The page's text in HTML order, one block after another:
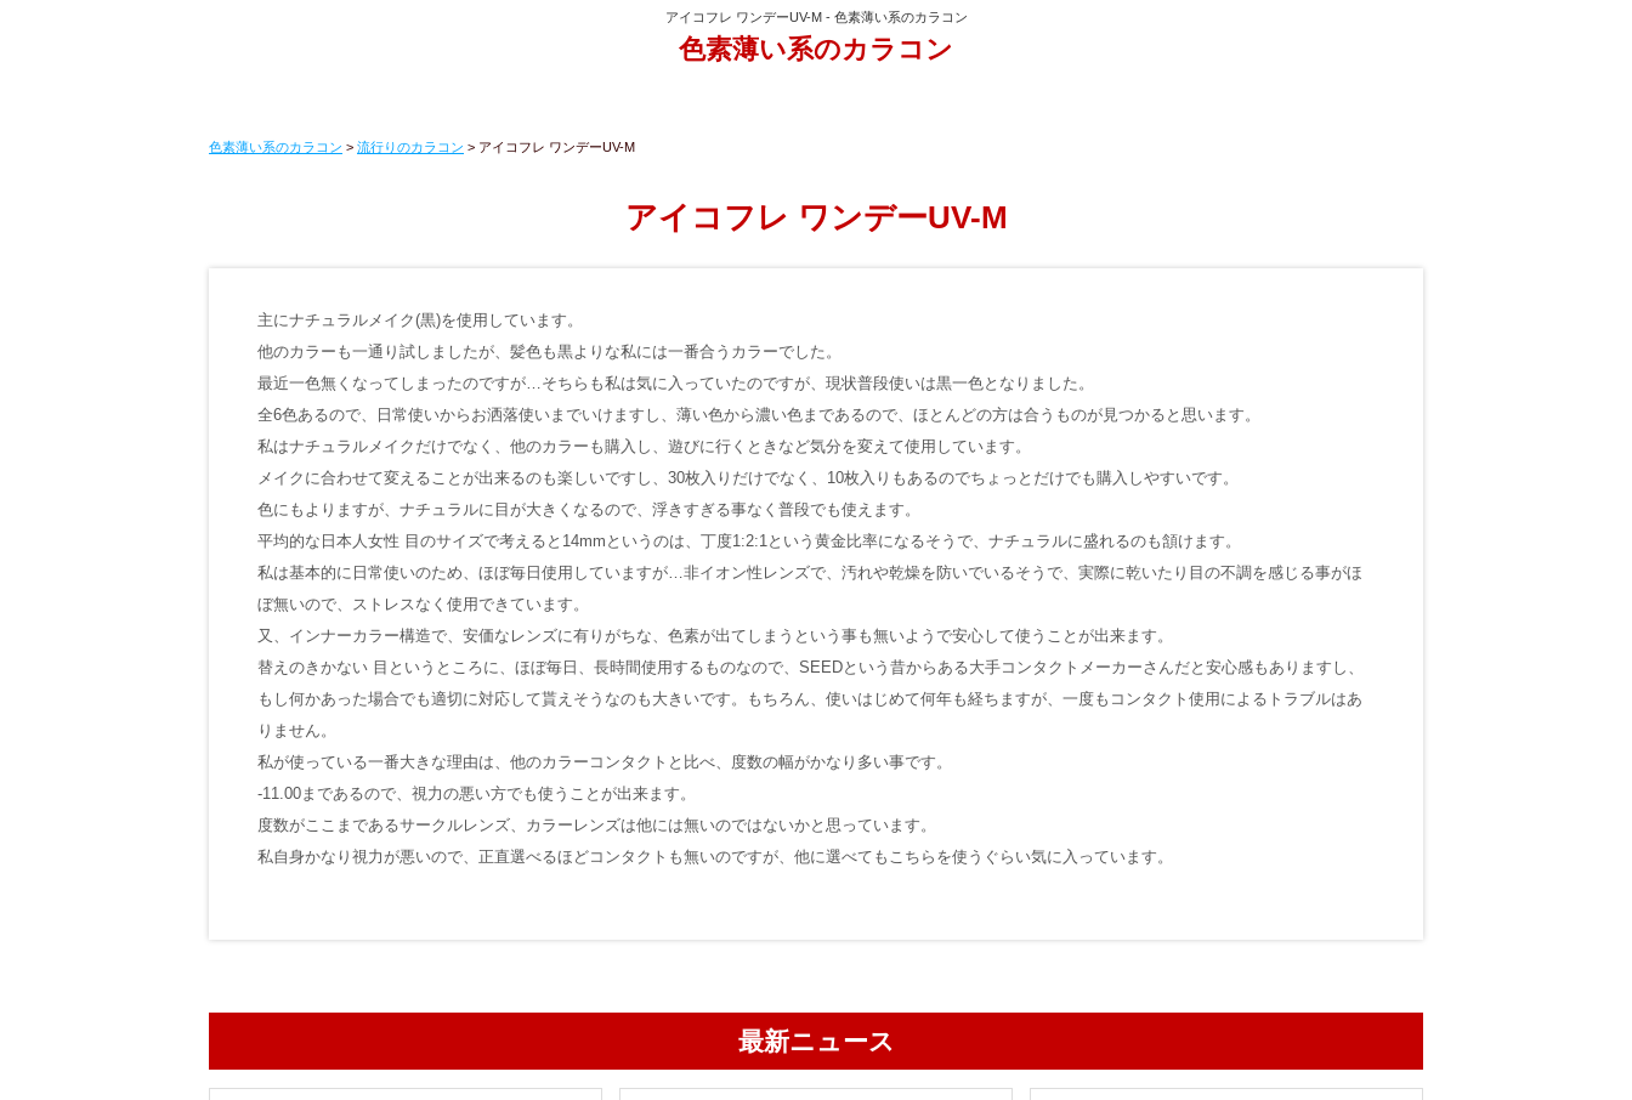
アイコフレ ワンデーUV-M - 色素薄い系のカラコン
色素薄い系のカラコン
色素薄い系のカラコン > 流行りのカラコン > アイコフレ ワンデーUV-M
アイコフレ ワンデーUV-M
主にナチュラルメイク(黒)を使用しています。
他のカラーも一通り試しましたが、髪色も黒よりな私には一番合うカラーでした。
最近一色無くなってしまったのですが…そちらも私は気に入っていたのですが、現状普段使いは黒一色となりました。
全6色あるので、日常使いからお洒落使いまでいけますし、薄い色から濃い色まであるので、ほとんどの方は合うものが見つかると思います。
私はナチュラルメイクだけでなく、他のカラーも購入し、遊びに行くときなど気分を変えて使用しています。
メイクに合わせて変えることが出来るのも楽しいですし、30枚入りだけでなく、10枚入りもあるのでちょっとだけでも購入しやすいです。
色にもよりますが、ナチュラルに目が大きくなるので、浮きすぎる事なく普段でも使えます。
平均的な日本人女性 目のサイズで考えると14mmというのは、丁度1:2:1という黄金比率になるそうで、ナチュラルに盛れるのも頷けます。
私は基本的に日常使いのため、ほぼ毎日使用していますが…非イオン性レンズで、汚れや乾燥を防いでいるそうで、実際に乾いたり目の不調を感じる事がほ
ぼ無いので、ストレスなく使用できています。
又、インナーカラー構造で、安価なレンズに有りがちな、色素が出てしまうという事も無いようで安心して使うことが出来ます。
替えのきかない 目というところに、ほぼ毎日、長時間使用するものなので、SEEDという昔からある大手コンタクトメーカーさんだと安心感もありますし、
もし何かあった場合でも適切に対応して貰えそうなのも大きいです。もちろん、使いはじめて何年も経ちますが、一度もコンタクト使用によるトラブルはあ
りません。
私が使っている一番大きな理由は、他のカラーコンタクトと比べ、度数の幅がかなり多い事です。
-11.00まであるので、視力の悪い方でも使うことが出来ます。
度数がここまであるサークルレンズ、カラーレンズは他には無いのではないかと思っています。
私自身かなり視力が悪いので、正直選べるほどコンタクトも無いのですが、他に選べてもこちらを使うぐらい気に入っています。
最新ニュース